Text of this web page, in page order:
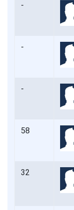
-
-
-
58
32